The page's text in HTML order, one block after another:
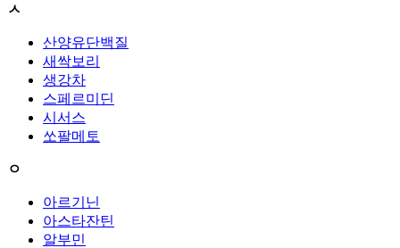
ㅅ
산양유단백질
새싹보리
생강차
스페르미딘
시서스
쏘팔메토
ㅇ
아르기닌
아스타잔틴
알부민